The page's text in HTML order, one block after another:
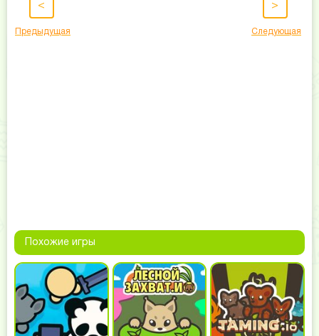
<
Предыдущая
>
Следующая
Похожие игры